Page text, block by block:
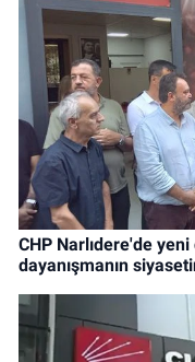
CHP Narlıdere'de
dayanışmanın